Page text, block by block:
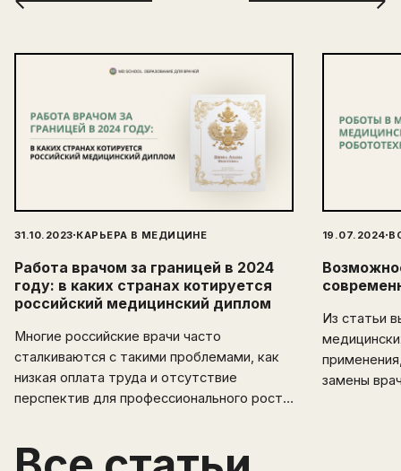
31.10.2023·КАРЬЕРА В МЕДИЦИНЕ
Работа врачом за границей в 2024
году: в каких странах котируется
российский медицинский диплом
Многие российские врачи часто
сталкиваются с такими проблемами, как
низкая оплата труда и отсутствие
перспектив для профессионального роста.
горизонты и возможности. В этой статье
19.07.2024·
Из статьи
замены